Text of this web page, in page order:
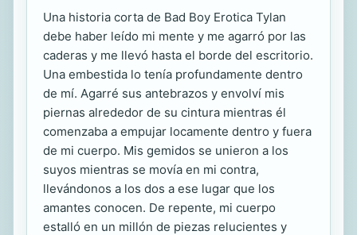
Una historia corta de Bad Boy Erotica Tylan
debe haber leído mi mente y me agarró por las
caderas y me llevó hasta el borde del escritorio.
Una embestida lo tenía profundamente dentro
de mí. Agarré sus antebrazos y envolví mis
piernas alrededor de su cintura mientras él
comenzaba a empujar locamente dentro y fuera
de mi cuerpo. Mis gemidos se unieron a los
suyos mientras se movía en mi contra,
llevándonos a los dos a ese lugar que los
amantes conocen. De repente, mi cuerpo
estalló en un millón de piezas relucientes y